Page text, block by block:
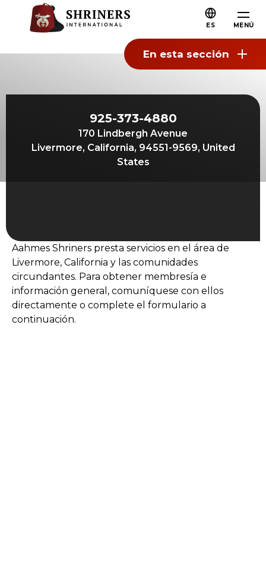
Saltar al contenido principal
Saltar a la navegación
Quiénes somos
Nuestra filantropía
Liderazgo
Únete a Shriners
Comienza tu viaje
Define tu camino
Nuestra conexión con Freemasonry
ES MENÚ
En esta sección
Aahmes Shriners
925-373-4880
170 Lindbergh Avenue
Livermore, California, 94551-9569, United
States
Aahmes Shriners presta servicios en el área de
Livermore, California y las comunidades
circundantes. Para obtener membresía e
información general, comuníquese con ellos
directamente o complete el formulario a
continuación.